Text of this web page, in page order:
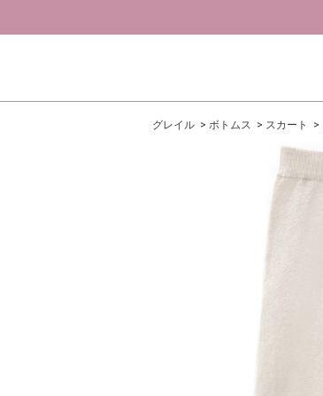
グレイル ボトムス スカート